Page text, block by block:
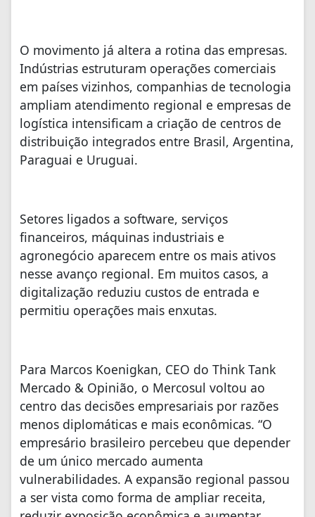
O movimento já altera a rotina das empresas.
Indústrias estruturam operações comerciais
em países vizinhos, companhias de tecnologia
ampliam atendimento regional e empresas de
logística intensificam a criação de centros de
distribuição integrados entre Brasil, Argentina,
Paraguai e Uruguai.
Setores ligados a software, serviços
financeiros, máquinas industriais e
agronegócio aparecem entre os mais ativos
nesse avanço regional. Em muitos casos, a
digitalização reduziu custos de entrada e
permitiu operações mais enxutas.
Para Marcos Koenigkan, CEO do Think Tank
Mercado & Opinião, o Mercosul voltou ao
centro das decisões empresariais por razões
menos diplomáticas e mais econômicas. “O
empresário brasileiro percebeu que depender
de um único mercado aumenta
vulnerabilidades. A expansão regional passou
a ser vista como forma de ampliar receita,